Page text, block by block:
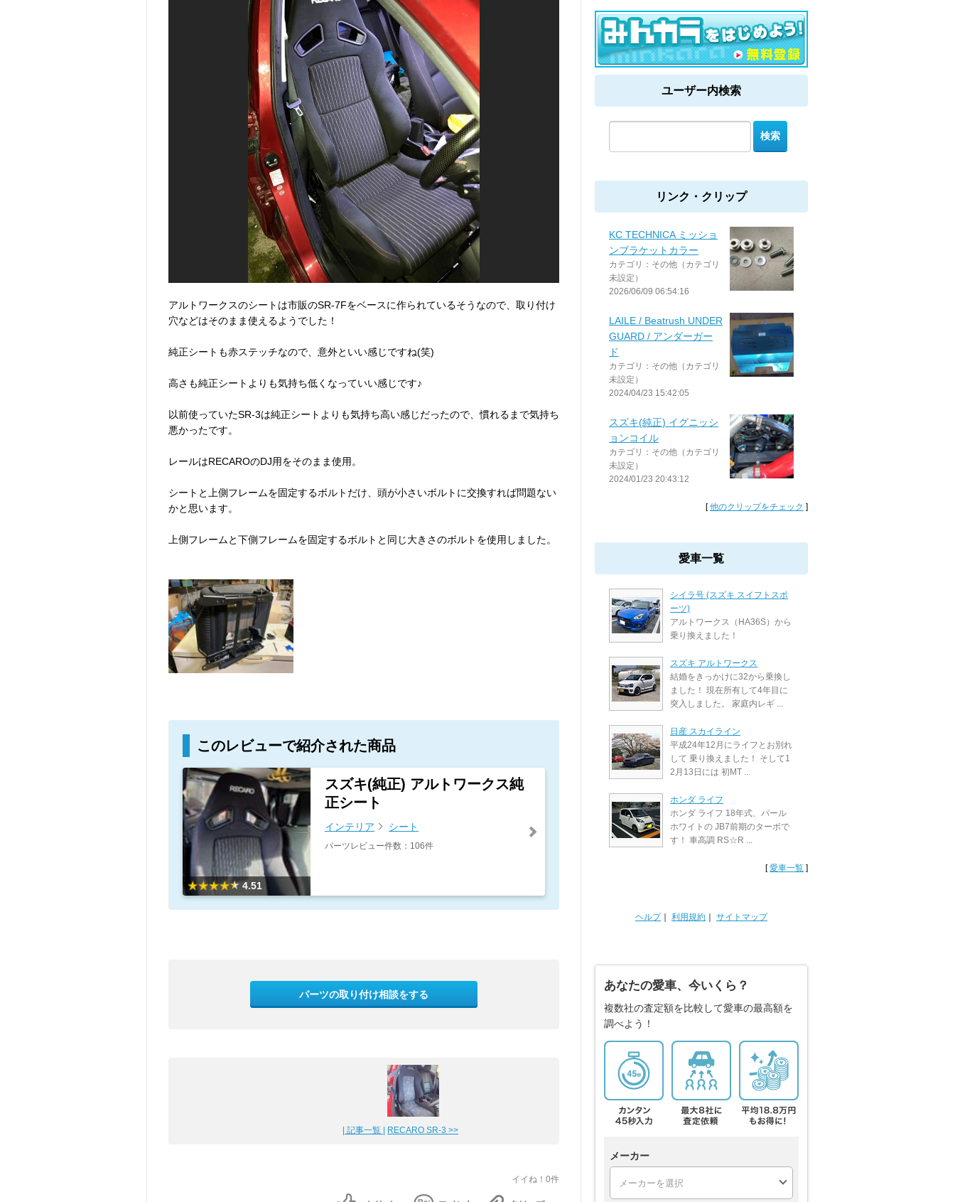
アルトワークスのシートは市販のSR-7Fをベースに作られているそうなので、取り付け
穴などはそのまま使えるようでした！
純正シートも赤ステッチなので、意外といい感じですね(笑)
高さも純正シートよりも気持ち低くなっていい感じです♪
以前使っていたSR-3は純正シートよりも気持ち高い感じだったので、慣れるまで気持ち
悪かったです。
レールはRECAROのDJ用をそのまま使用。
シートと上側フレームを固定するボルトだけ、頭が小さいボルトに交換すれば問題ない
かと思います。
上側フレームと下側フレームを固定するボルトと同じ大きさのボルトを使用しました。
このレビューで紹介された商品
4.51
スズキ(純正) アルトワークス純
正シート
インテリア シート
パーツレビュー件数：106件
パーツの取り付け相談をする
| 記事一覧 | RECARO SR-3 >>
イイね！0件
ユーザー内検索
リンク・クリップ
KC TECHNICA ミッショ
ンブラケットカラー
カテゴリ：その他（カテゴリ
未設定）
2026/06/09 06:54:16
LAILE / Beatrush UNDER
GUARD / アンダーガー
ド
カテゴリ：その他（カテゴリ
未設定）
2024/04/23 15:42:05
スズキ(純正) イグニッシ
ョンコイル
カテゴリ：その他（カテゴリ
未設定）
2024/01/23 20:43:12
[他のクリップをチェック ]
愛車一覧
シイラ号 (スズキ スイフトスポ
ーツ)
アルトワークス（HA36S）から
乗り換えました！
スズキ アルトワークス
結婚をきっかけに32から乗換し
ました！ 現在所有して4年目に
突入しました。 家庭内レギ ...
日産 スカイライン
平成24年12月にライフとお別れ
して 乗り換えました！ そして1
2月13日には 初MT ...
ホンダ ライフ
ホンダ ライフ 18年式、パール
ホワイトの JB7前期のターボで
す！ 車高調 RS☆R ...
[愛車一覧 ]
ヘルプ｜ 利用規約 サイトマップ
あなたの愛車、今いくら？
複数社の査定額を比較して愛車の最高額を
調べよう！
メーカー